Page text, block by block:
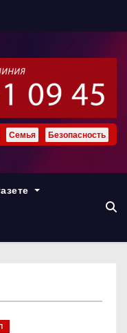
Семья Безопасность